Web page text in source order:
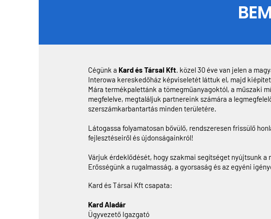
Cégünk a Kard és Társai Kft. közel 30 éve van jelen a
Interowa kereskedőház képviseletét láttuk el, majd
Mára termékpalettánk a tömegműanyagoktól, a műszaki
megfelelve, megtaláljuk partnereink számára a
szerszámkarbantartás minden területére.
Látogassa folyamatosan bővülő, rendszeresen frissülő
fejlesztéseiről és újdonságainkról!
Várjuk érdeklődését, hogy szakmai segítséget nyújtsunk
Erősségünk a rugalmasság, a gyorsaság és az egyéni
Kard és Társai Kft csapata:
Kard Aladár
Ügyvezető Igazgató